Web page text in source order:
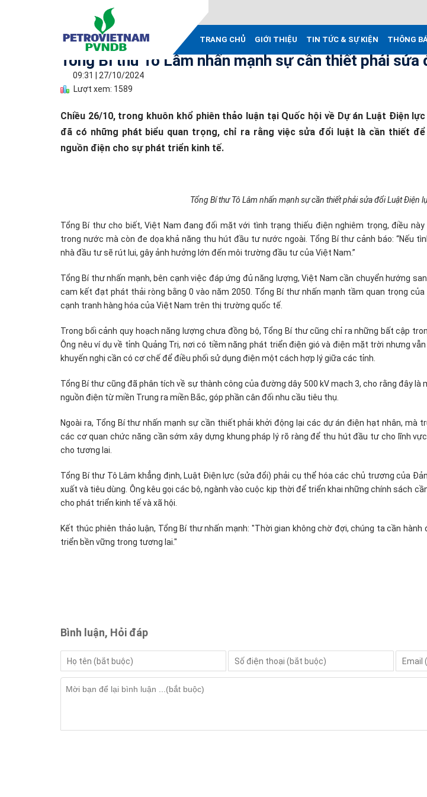
TRANG CHỦ GIỚI THIỆU TIN TỨC & SỰ KIỆN THÔNG
Tổng Bí thư Tô Lâm nhấn mạnh sự cần thiết phải
09:31
27/10/2024
Lượt xem: 1589
Chiều 26/10, trong khuôn khổ phiên thảo luận tại Quốc hội về Dự án Luật Điện
đã có những phát biểu quan trọng, chỉ ra rằng việc sửa đổi luật là cần thiết để
nguồn điện cho sự phát triển kinh tế.
Tổng Bí thư Tô Lâm nhấn mạnh sự cần thiết phải sửa đổi Luật Điện
Tổng Bí thư cho biết, Việt Nam đang đối mặt với tình trạng thiếu điện nghiêm trọng, điều
trong nước mà còn đe dọa khả năng thu hút đầu tư nước ngoài. Tổng Bí thư cảnh báo: “Nếu
nhà đầu tư sẽ rút lui, gây ảnh hưởng lớn đến môi trường đầu tư của Việt Nam.”
Tổng Bí thư nhấn mạnh, bên cạnh việc đáp ứng đủ năng lượng, Việt Nam cần chuyển hướng
cam kết đạt phát thải ròng bằng 0 vào năm 2050. Tổng Bí thư nhấn mạnh tầm quan trọng
cạnh tranh hàng hóa của Việt Nam trên thị trường quốc tế.
Trong bối cảnh quy hoạch năng lượng chưa đồng bộ, Tổng Bí thư cũng chỉ ra những bất cập
Ông nêu ví dụ về tỉnh Quảng Trị, nơi có tiềm năng phát triển điện gió và điện mặt trời nhưng
khuyến nghị cần có cơ chế để điều phối sử dụng điện một cách hợp lý giữa các tỉnh.
Tổng Bí thư cũng đã phân tích về sự thành công của đường dây 500 kV mạch 3, cho rằng đây là
nguồn điện từ miền Trung ra miền Bắc, góp phần cân đối nhu cầu tiêu thụ.
Ngoài ra, Tổng Bí thư nhấn mạnh sự cần thiết phải khởi động lại các dự án điện hạt nhân, mà
các cơ quan chức năng cần sớm xây dựng khung pháp lý rõ ràng để thu hút đầu tư cho lĩnh
cho tương lai.
Tổng Bí thư Tô Lâm khẳng định, Luật Điện lực (sửa đổi) phải cụ thể hóa các chủ trương của
xuất và tiêu dùng. Ông kêu gọi các bộ, ngành vào cuộc kịp thời để triển khai những chính sách
cho phát triển kinh tế và xã hội.
Kết thúc phiên thảo luận, Tổng Bí thư nhấn mạnh: "Thời gian không chờ đợi, chúng ta cần hành
triển bền vững trong tương lai."
Bình luận, Hỏi đáp